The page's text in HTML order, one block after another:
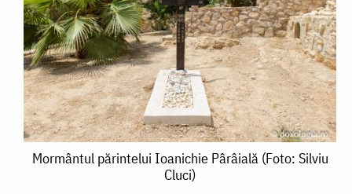
Mormântul
Mormântul părintelui Ioanichie Pârâială (Foto: Silviu
Cluci)